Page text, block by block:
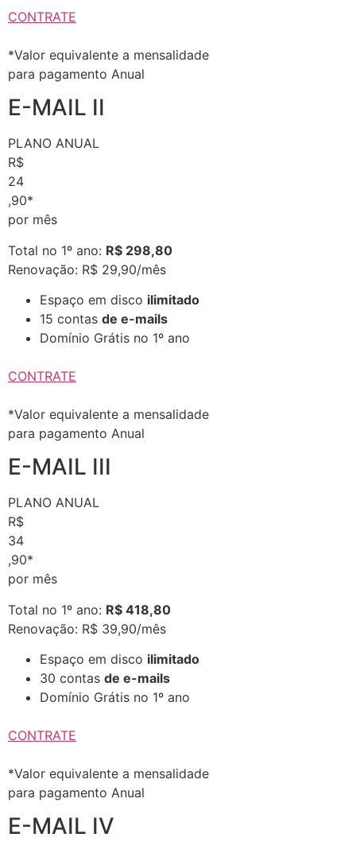
CONTRATE
*Valor equivalente a mensalidade
para pagamento Anual
E-MAIL II
PLANO ANUAL
R$
24
,90*
por mês
Total no 1º ano: R$ 298,80
Renovação: R$ 29,90/mês
Espaço em disco ilimitado
15 contas de e-mails
Domínio Grátis no 1º ano
CONTRATE
*Valor equivalente a mensalidade
para pagamento Anual
E-MAIL III
PLANO ANUAL
R$
34
,90*
por mês
Total no 1º ano: R$ 418,80
Renovação: R$ 39,90/mês
Espaço em disco ilimitado
30 contas de e-mails
Domínio Grátis no 1º ano
CONTRATE
*Valor equivalente a mensalidade
para pagamento Anual
E-MAIL IV